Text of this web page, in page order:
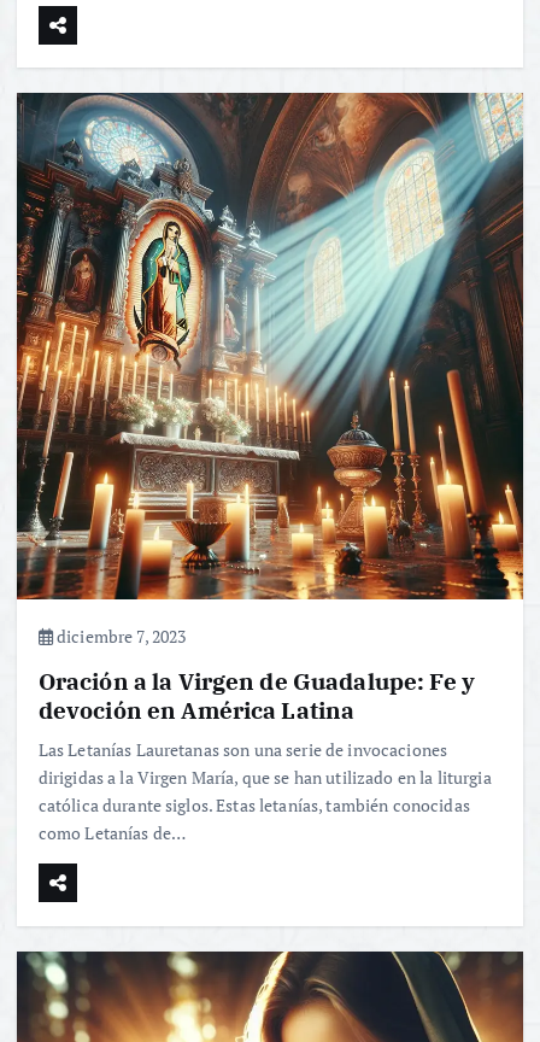
diciembre 7, 2023
Oración a la Virgen de Guadalupe: Fe y
devoción en América Latina
Las Letanías Lauretanas son una serie de invocaciones
dirigidas a la Virgen María, que se han utilizado en la liturgia
católica durante siglos. Estas letanías, también conocidas
como Letanías de…